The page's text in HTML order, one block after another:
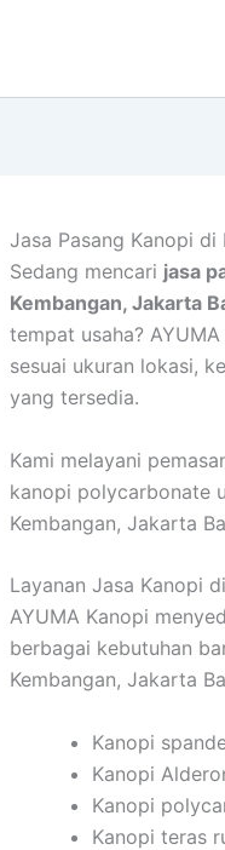
Jasa Pasang Kanopi di
Sedang mencari jasa
Kembangan, Jakarta
tempat usaha?
sesuai ukuran lokasi,
yang tersedia.
Kami melayani
kanopi polycarbonate
Kembangan, Jakarta
Layanan Jasa Kanopi
AYUMA Kanopi
berbagai kebutuhan
Kembangan, Jakarta
Kanopi
Kanopi
Kanopi
Kanopi teras